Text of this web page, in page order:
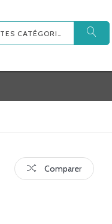
TOUTES CATÉGORIES
Comparer